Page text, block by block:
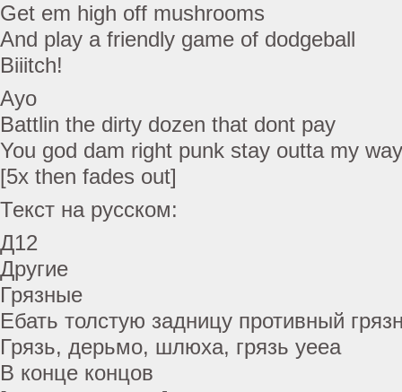
Get em high off mushrooms
And play a friendly game of dodgeball
Biiitch!
Ayo
Battlin the dirty dozen that dont pay
You god dam right punk stay outta my way
[5x then fades out]
Текст на русском:
Д12
Другие
Грязные
Ебать толстую задницу противный
Грязь, дерьмо, шлюха, грязь yeea
В конце концов